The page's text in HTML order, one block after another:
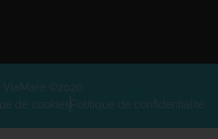
ViaMare ©2026
de cookiesPolitique de confidentialité